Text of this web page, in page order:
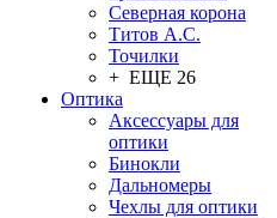
Северная корона
Титов А.С.
Точилки
+ ЕЩЕ 26
Оптика
Аксессуары для
оптики
Бинокли
Дальномеры
Чехлы для оптики